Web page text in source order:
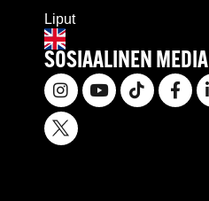
Liput
SOSIAALINEN MEDIA